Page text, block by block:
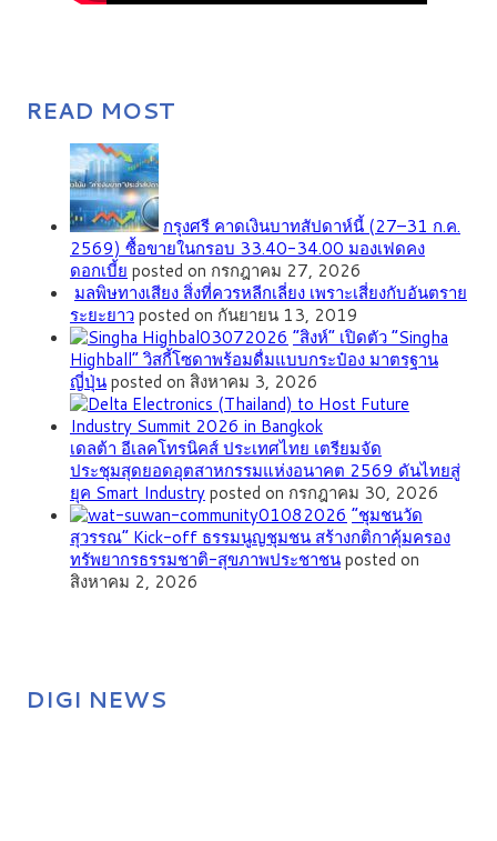
READ MOST
กรุงศรี คาดเงินบาทสัปดาห์นี้ (27–31 ก.ค.
2569) ซื้อขายในกรอบ 33.40-34.00 มองเฟดคง
ดอกเบี้ย posted on กรกฎาคม 27, 2026
มลพิษทางเสียง สิ่งที่ควรหลีกเลี่ยง เพราะเสี่ยงกับอันตราย
ระยะยาวposted on กันยายน 13, 2019
“สิงห์” เปิดตัว “Singha
Highball” วิสกี้โซดาพร้อมดื่มแบบกระป๋อง มาตรฐาน
ญี่ปุ่นposted on สิงหาคม 3, 2026
เดลต้า อีเลคโทรนิคส์ ประเทศไทย เตรียมจัด
ประชุมสุดยอดอุตสาหกรรมแห่งอนาคต 2569 ดันไทยสู่
ยุค Smart Industryposted on กรกฎาคม 30, 2026
”ชุมชนวัด
สุวรรณ” Kick-off ธรรมนูญชุมชน สร้างกติกาคุ้มครอง
ทรัพยากรธรรมชาติ-สุขภาพประชาชนposted on
สิงหาคม 2, 2026
DIGI NEWS